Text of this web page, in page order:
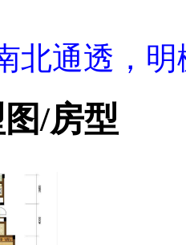
北通透，
/房型